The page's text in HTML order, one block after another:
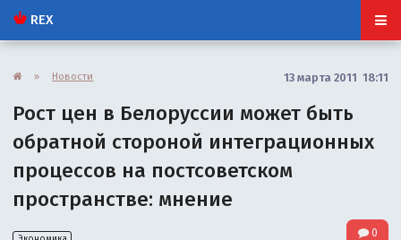
REX
» Новости 13 марта 2011 18:11
Рост цен в Белоруссии может быть
обратной стороной интеграционных
процессов на постсоветском
пространстве: мнение
0